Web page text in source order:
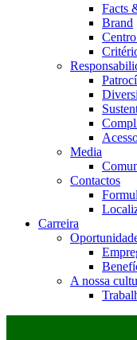
Facts
Brand
Media
Contactos
Carreira
A nossa